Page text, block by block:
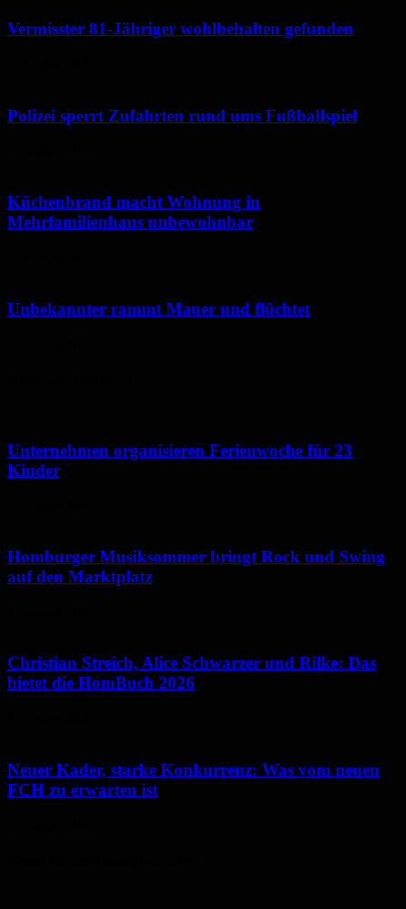
Vermisster 81-Jähriger wohlbehalten gefunden
Polizei sperrt Zufahrten rund ums Fußballspiel
Küchenbrand macht Wohnung in
Mehrfamilienhaus unbewohnbar
Unbekannter rammt Mauer und flüchtet
Unternehmen organisieren Ferienwoche für 23
Kinder
Homburger Musiksommer bringt Rock und Swing
auf den Marktplatz
Christian Streich, Alice Schwarzer und Rilke: Das
bietet die HomBuch 2026
Neuer Kader, starke Konkurrenz: Was vom neuen
FCH zu erwarten ist